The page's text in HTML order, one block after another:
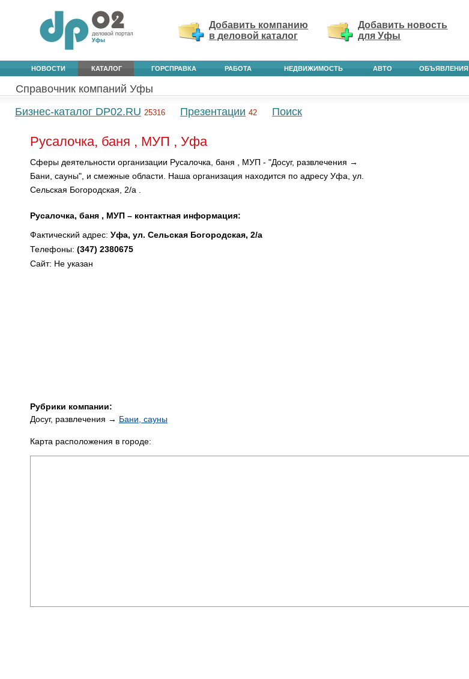
Добавить компанию
в деловой каталог
Добавить новость
для Уфы
НОВОСТИ КАТАЛОГ ГОРСПРАВКА РАБОТА НЕДВИЖИМОСТЬ АВТО ОБЪЯВЛЕНИЯ
Справочник компаний Уфы
Бизнес-каталог DP02.RU 25316 Презентации 42 Поиск
Русалочка, баня , МУП , Уфа
Сферы деятельности организации Русалочка, баня , МУП - "Досуг, развлечения →
Бани, сауны", и смежные области. Наша организация находится по адресу Уфа, ул.
Сельская Богородская, 2/а .
Русалочка, баня , МУП – контактная информация:
Фактический адрес: Уфа, ул. Сельская Богородская, 2/а
Телефоны: (347) 2380675
Сайт: Не указан
Рубрики компании:
Досуг, развлечения → Бани, сауны
Карта расположения в городе: